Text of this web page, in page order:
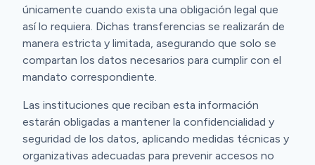
únicamente cuando exista una obligación legal que
así lo requiera. Dichas transferencias se realizarán de
manera estricta y limitada, asegurando que solo se
compartan los datos necesarios para cumplir con el
mandato correspondiente.
Las instituciones que reciban esta información
estarán obligadas a mantener la confidencialidad y
seguridad de los datos, aplicando medidas técnicas y
organizativas adecuadas para prevenir accesos no